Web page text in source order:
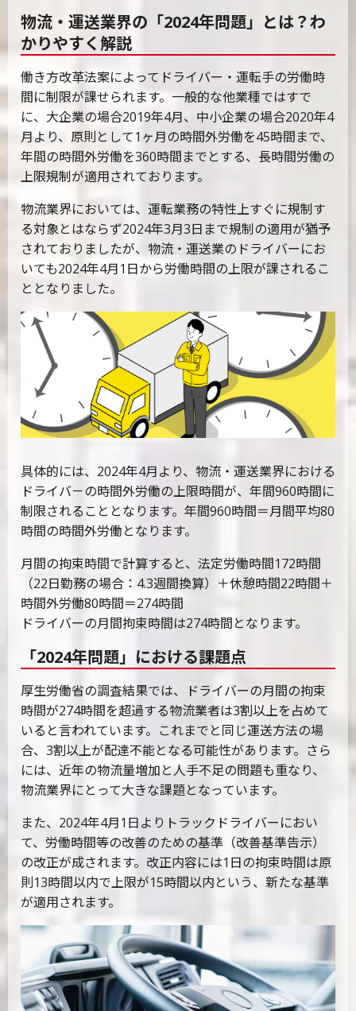
物流・運送業界の「2024年問題」とは？わ
かりやすく解説
働き方改革法案によってドライバー・運転手の労働時
間に制限が課せられます。一般的な他業種ではすで
に、大企業の場合2019年4月、中小企業の場合2020年4
月より、原則として1ヶ月の時間外労働を45時間まで、
年間の時間外労働を360時間までとする、長時間労働の
上限規制が適用されております。
物流業界においては、運転業務の特性上すぐに規制す
る対象とはならず2024年3月3日まで規制の適用が猶予
されておりましたが、物流・運送業のドライバーにお
いても2024年4月1日から労働時間の上限が課されるこ
ととなりました。
具体的には、2024年4月より、物流・運送業界における
ドライバ－の時間外労働の上限時間が、年間960時間に
制限されることとなります。年間960時間＝月間平均80
時間の時間外労働となります。
月間の拘束時間で計算すると、法定労働時間172時間
（22日勤務の場合：4.3週間換算）＋休憩時間22時間＋
時間外労働80時間＝274時間
ドライバーの月間拘束時間は274時間となります。
「2024年問題」における課題点
厚生労働省の調査結果では、ドライバーの月間の拘束
時間が274時間を超過する物流業者は3割以上を占めて
いると言われています。これまでと同じ運送方法の場
合、3割以上が配達不能となる可能性があります。さら
には、近年の物流量増加と人手不足の問題も重なり、
物流業界にとって大きな課題となっています。
また、2024年4月1日よりトラックドライバーにおい
て、労働時間等の改善のための基準（改善基準告示）
の改正が成されます。改正内容には1日の拘束時間は原
則13時間以内で上限が15時間以内という、新たな基準
が適用されます。